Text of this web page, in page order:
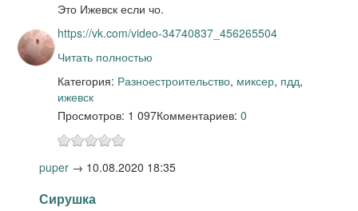
Это Ижевск если чо.
https://vk.com/video-34740837_456265504
Читать полностью
Категория: Разноестроительство, миксер, пдд,
ижевск
Просмотров: 1 097Комментариев: 0
puper → 10.08.2020 18:35
Сирушка